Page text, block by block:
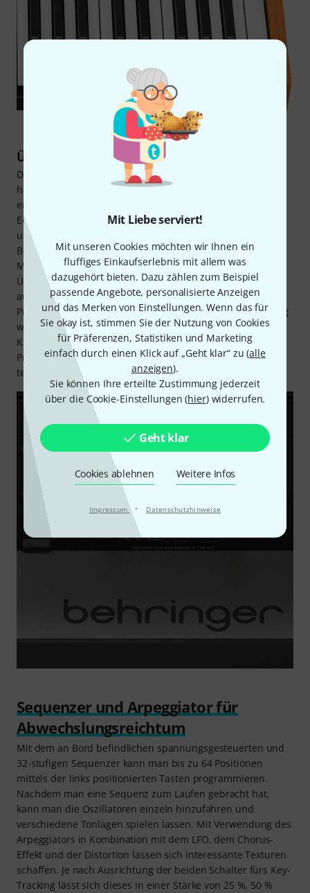
Mit Liebe serviert!
Mit unseren Cookies möchten wir Ihnen ein
fluffiges Einkaufserlebnis mit allem was
dazugehört bieten. Dazu zählen zum Beispiel
passende Angebote, personalisierte Anzeigen
und das Merken von Einstellungen. Wenn das für
Sie okay ist, stimmen Sie der Nutzung von Cookies
für Präferenzen, Statistiken und Marketing
einfach durch einen Klick auf „Geht klar“ zu (alle
anzeigen).
Sie können Ihre erteilte Zustimmung jederzeit
über die Cookie-Einstellungen (hier) widerrufen.
Geht klar
Cookies ablehnen Weitere Infos
Impressum · Datenschutzhinweise
Über Behringer
Das in Deutschland von Uli Behringer gegründete und
heute in China ansässige Unternehmen steht seit dem
ersten Produkt, dem Studio Exciter F, für preiswertes
Equipment. Mischpulte, wie das Eurodesk MX8000, sowie
unzählige Signalprozessoren und später auch
Beschallungsequipment ermöglichten es unzähligen
Musikern auch bei begrenztem Budget ihre Heimstudios,
Übungsräume und mobilen PAs mit Equipment
auszurüsten, das sonst nicht erschwinglich war. Die
Produktpalette von Behringer wuchs über die Jahre ständig
weiter. Durch die Übernahme weiterer Firmen, u.a. Midas,
Klark Teknik und TC Electronic, kamen nicht nur neue
Produktgruppen hinzu, sondern es floss auch deren
technisches Know How in die Produktentwicklung mit ein.
Sequenzer und Arpeggiator für
Abwechslungsreichtum
Mit dem an Bord befindlichen spannungsgesteuerten und
32-stufigen Sequenzer kann man bis zu 64 Positionen
mittels der links positionierten Tasten programmieren.
Nachdem man eine Sequenz zum Laufen gebracht hat,
kann man die Oszillatoren einzeln hinzufahren und
verschiedene Tonlagen spielen lassen. Mit Verwendung des
Arpeggiators in Kombination mit dem LFO, dem Chorus-
Effekt und der Distortion lassen sich interessante Texturen
schaffen. Je nach Ausrichtung der beiden Schalter fürs Key-
Tracking lässt sich dieses in einer Stärke von 25 %, 50 %